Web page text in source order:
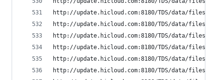
http://update.hicloud.com:8180/TDS/data/files/p9/
http://update.hicloud.com:8180/TDS/data/files/p9/
http://update.hicloud.com:8180/TDS/data/files/
http://update.hicloud.com:8180/TDS/data/files/p9/
http://update.hicloud.com:8180/TDS/data/files/p9/
http://update.hicloud.com:8180/TDS/data/files/p9/